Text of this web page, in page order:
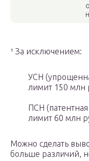
¹ За исключением:
УСН
лимит 150 млн
ПСН
лимит 60 млн
Можно сделать
больше различий,